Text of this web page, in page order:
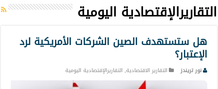
التقاريرالإقتصادية اليومية
هل ستستهدف الصين الشركات الأمريكية لرد
الإعتبار؟
نور تريندز التقارير الاقتصادية, التقاريرالإقتصادية اليومية